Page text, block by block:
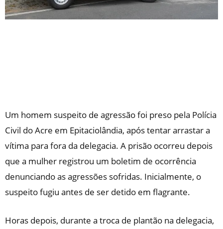
Um homem suspeito de agressão foi preso pela Polícia
Civil do Acre em Epitaciolândia, após tentar arrastar a
vítima para fora da delegacia. A prisão ocorreu depois
que a mulher registrou um boletim de ocorrência
denunciando as agressões sofridas. Inicialmente, o
suspeito fugiu antes de ser detido em flagrante.
Horas depois, durante a troca de plantão na delegacia,